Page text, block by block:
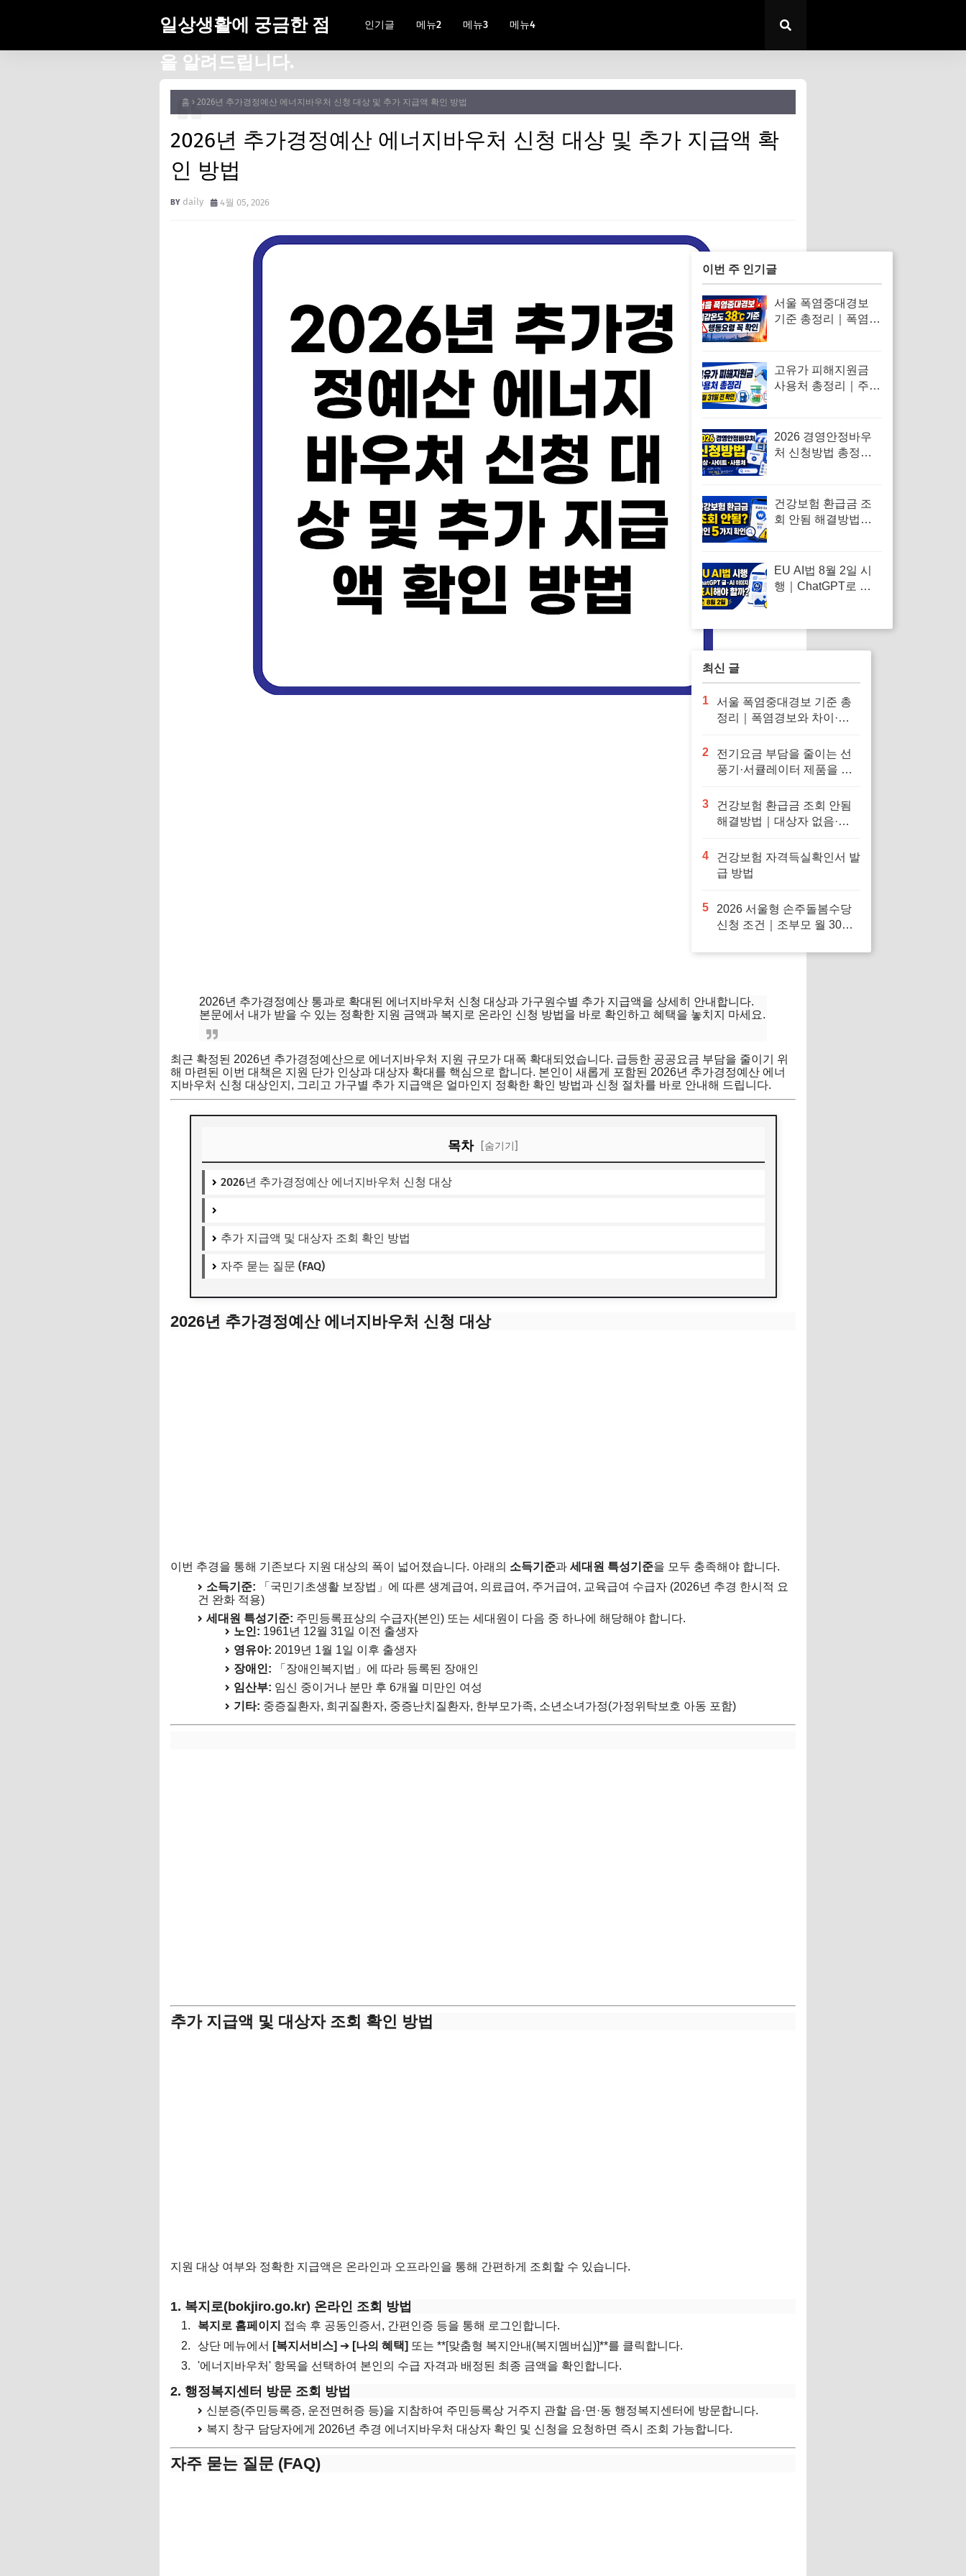
일상생활에 궁금한 점
을 알려드립니다.
인기글 메뉴2 메뉴3 메뉴4
홈 2026년 추가경정예산 에너지바우처 신청 대상 및 추가 지급액 확인 방법
2026년 추가경정예산 에너지바우처 신청 대상 및 추가 지급액 확
인 방법
daily 4월 05, 2026
2026년 추가경정예산 통과로 확대된 에너지바우처 신청 대상과 가구원수별 추가 지급액을 상세히 안내합니다.
본문에서 내가 받을 수 있는 정확한 지원 금액과 복지로 온라인 신청 방법을 바로 확인하고 혜택을 놓치지 마세요.
최근 확정된 2026년 추가경정예산으로 에너지바우처 지원 규모가 대폭 확대되었습니다. 급등한 공공요금 부담을 줄이기 위
해 마련된 이번 대책은 지원 단가 인상과 대상자 확대를 핵심으로 합니다. 본인이 새롭게 포함된 2026년 추가경정예산 에너
지바우처 신청 대상인지, 그리고 가구별 추가 지급액은 얼마인지 정확한 확인 방법과 신청 절차를 바로 안내해 드립니다.
목차 [숨기기]
2026년 추가경정예산 에너지바우처 신청 대상
추가 지급액 및 대상자 조회 확인 방법
자주 묻는 질문 (FAQ)
2026년 추가경정예산 에너지바우처 신청 대상
이번 추경을 통해 기존보다 지원 대상의 폭이 넓어졌습니다. 아래의 소득기준과 세대원 특성기준을 모두 충족해야 합니다.
소득기준: 「국민기초생활 보장법」에 따른 생계급여, 의료급여, 주거급여, 교육급여 수급자 (2026년 추경 한시적 요
건 완화 적용)
세대원 특성기준: 주민등록표상의 수급자(본인) 또는 세대원이 다음 중 하나에 해당해야 합니다.
노인: 1961년 12월 31일 이전 출생자
영유아: 2019년 1월 1일 이후 출생자
장애인: 「장애인복지법」에 따라 등록된 장애인
임산부: 임신 중이거나 분만 후 6개월 미만인 여성
기타: 중증질환자, 희귀질환자, 중증난치질환자, 한부모가족, 소년소녀가정(가정위탁보호 아동 포함)
추가 지급액 및 대상자 조회 확인 방법
지원 대상 여부와 정확한 지급액은 온라인과 오프라인을 통해 간편하게 조회할 수 있습니다.
1. 복지로(bokjiro.go.kr) 온라인 조회 방법
복지로 홈페이지 접속 후 공동인증서, 간편인증 등을 통해 로그인합니다.
상단 메뉴에서 [복지서비스] ➔ [나의 혜택] 또는 **[맞춤형 복지안내(복지멤버십)]**를 클릭합니다.
'에너지바우처' 항목을 선택하여 본인의 수급 자격과 배정된 최종 금액을 확인합니다.
2. 행정복지센터 방문 조회 방법
신분증(주민등록증, 운전면허증 등)을 지참하여 주민등록상 거주지 관할 읍·면·동 행정복지센터에 방문합니다.
복지 창구 담당자에게 2026년 추경 에너지바우처 대상자 확인 및 신청을 요청하면 즉시 조회 가능합니다.
자주 묻는 질문 (FAQ)
이번 주 인기글
서울 폭염중대경보
기준 총정리｜폭염경
고유가 피해지원금
사용처 총정리｜주유
2026 경영안정바우
처 신청방법 총정리
건강보험 환급금 조
회 안됨 해결방법｜
EU AI법 8월 2일 시
행｜ChatGPT로 쓴
최신 글
1
서울 폭염중대경보 기준 총
정리｜폭염경보와 차이·행
2
전기요금 부담을 줄이는 선
풍기·서큘레이터 제품을 확
3
건강보험 환급금 조회 안됨
해결방법｜대상자 없음·신
4
건강보험 자격득실확인서 발
급 방법
5
2026 서울형 손주돌봄수당
신청 조건｜조부모 월 30만